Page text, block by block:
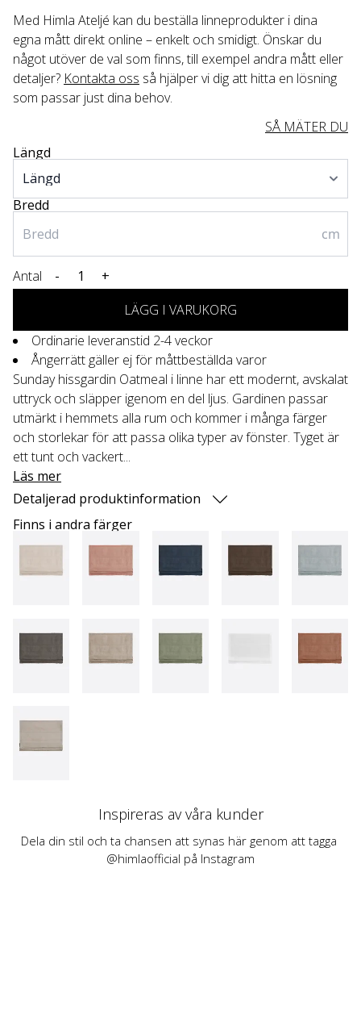
Med Himla Ateljé kan du beställa linneprodukter i dina
egna mått direkt online – enkelt och smidigt. Önskar du
något utöver de val som finns, till exempel andra mått eller
detaljer? Kontakta oss så hjälper vi dig att hitta en lösning
som passar just dina behov.
SÅ MÄTER DU
Längd
Bredd
cm
Antal -
+
LÄGG I VARUKORG
Ordinarie leveranstid 2-4 veckor
Ångerrätt gäller ej för måttbeställda varor
Sunday hissgardin Oatmeal i linne har ett modernt, avskalat
uttryck och släpper igenom en del ljus. Gardinen passar
utmärkt i hemmets alla rum och kommer i många färger
och storlekar för att passa olika typer av fönster. Tyget är
ett tunt och vackert...
Läs mer
Detaljerad produktinformation
Finns i andra färger
Inspireras av våra kunder
Dela din stil och ta chansen att synas här genom att tagga
@himlaofficial på Instagram